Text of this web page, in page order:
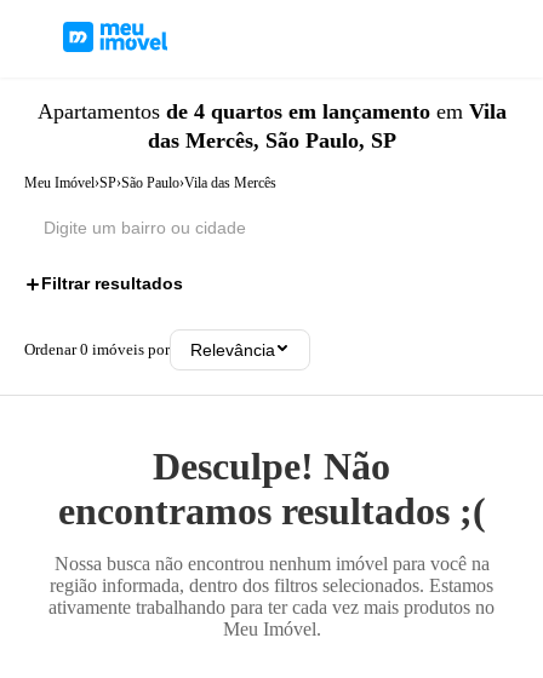
Apartamentos de 4 quartos em lançamento em Vila
das Mercês, São Paulo, SP
Meu Imóvel›SP›São Paulo›Vila das Mercês
Filtrar resultados
Ordenar0 imóveis por Relevância
Desculpe! Não
encontramos resultados ;(
Nossa busca não encontrou nenhum imóvel para você na
região informada, dentro dos filtros selecionados. Estamos
ativamente trabalhando para ter cada vez mais produtos no
Meu Imóvel.